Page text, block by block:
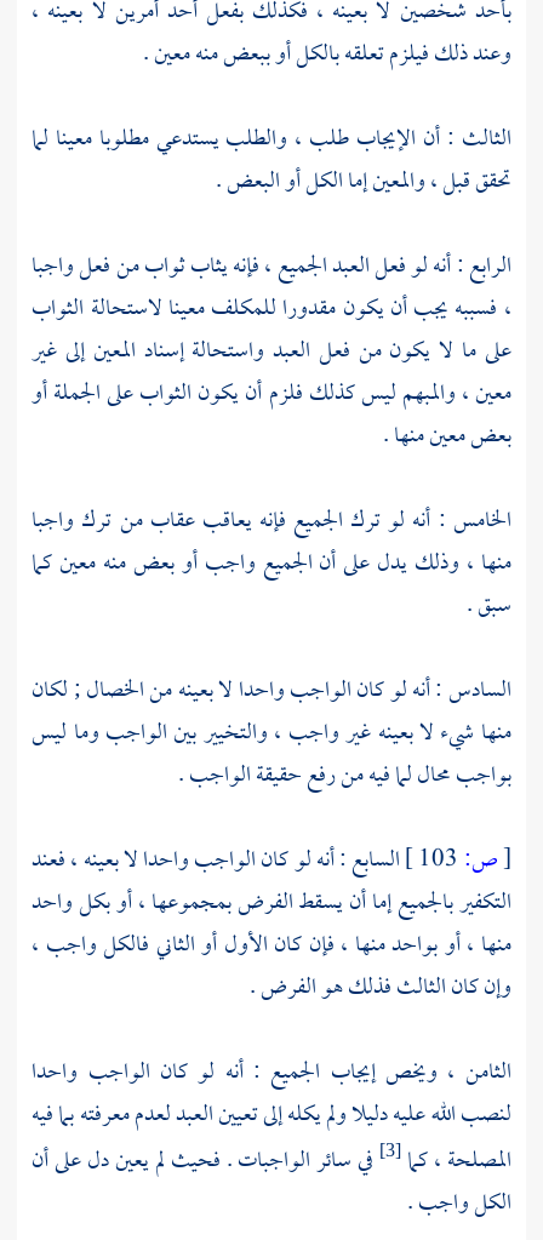
بأحد شخصين لا بعينه ، فكذلك بفعل أحد أمرين لا بعينه ،
وعند ذلك فيلزم تعلقه بالكل أو ببعض منه معين .
الثالث : أن الإيجاب طلب ، والطلب يستدعي مطلوبا معينا لما
تحقق قبل ، والمعين إما الكل أو البعض .
الرابع : أنه لو فعل العبد الجميع ، فإنه يثاب ثواب من فعل واجبا
، فسببه يجب أن يكون مقدورا للمكلف معينا لاستحالة الثواب
على ما لا يكون من فعل العبد واستحالة إسناد المعين إلى غير
معين ، والمبهم ليس كذلك فلزم أن يكون الثواب على الجملة أو
بعض معين منها .
الخامس : أنه لو ترك الجميع فإنه يعاقب عقاب من ترك واجبا
منها ، وذلك يدل على أن الجميع واجب أو بعض منه معين كما
سبق .
السادس : أنه لو كان الواجب واحدا لا بعينه من الخصال ; لكان
منها شيء لا بعينه غير واجب ، والتخيير بين الواجب وما ليس
بواجب محال لما فيه من رفع حقيقة الواجب .
[ص:
السابع : أنه لو كان الواجب واحدا لا بعينه ، فعند
التكفير بالجميع إما أن يسقط الفرض بمجموعها ، أو بكل واحد
منها ، أو بواحد منها ، فإن كان الأول أو الثاني فالكل واجب ،
وإن كان الثالث فذلك هو الفرض .
الثامن ، ويخص إيجاب الجميع : أنه لو كان الواجب واحدا
لنصب الله عليه دليلا ولم يكله إلى تعيين العبد لعدم معرفته بما فيه
المصلحة ، كما [3]
في سائر الواجبات . فحيث لم يعين دل على أن
الكل واجب .